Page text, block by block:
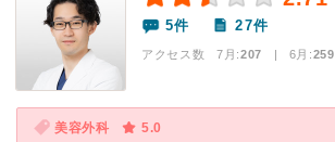
5件 27件
アクセス数 7月:207 | 6月:259
美容外科
5.0